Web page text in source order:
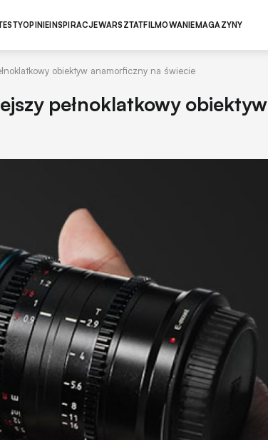
OPINIEINSPIRACJEWARSZTATFILMOWANIEMAGAZYNY
obiektyw anamorficzny na świecie
pełnoklatkowy obiektyw